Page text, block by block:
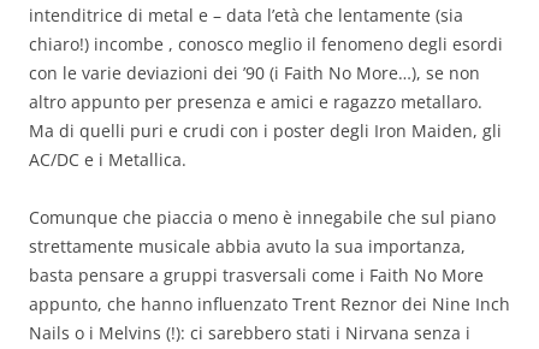
intenditrice di metal e – data l’età che lentamente (sia
chiaro!) incombe , conosco meglio il fenomeno degli esordi
con le varie deviazioni dei ’90 (i Faith No More…), se non
altro appunto per presenza e amici e ragazzo metallaro.
Ma di quelli puri e crudi con i poster degli Iron Maiden, gli
AC/DC e i Metallica.
Comunque che piaccia o meno è innegabile che sul piano
strettamente musicale abbia avuto la sua importanza,
basta pensare a gruppi trasversali come i Faith No More
appunto, che hanno influenzato Trent Reznor dei Nine Inch
Nails o i Melvins (!): ci sarebbero stati i Nirvana senza i